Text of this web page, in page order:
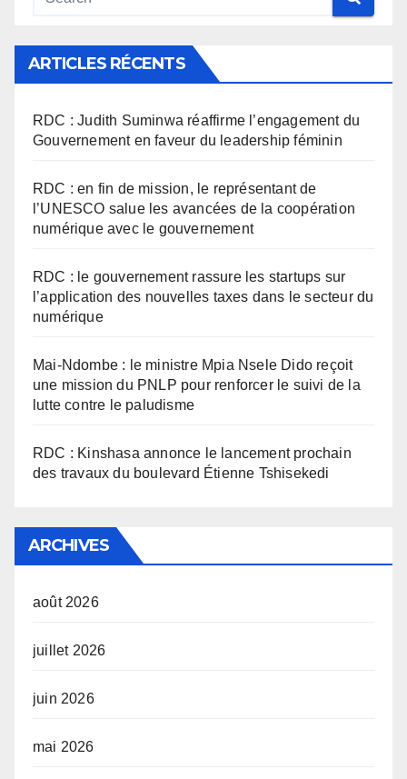
ARTICLES RÉCENTS
RDC : Judith Suminwa réaffirme l’engagement du
Gouvernement en faveur du leadership féminin
RDC : en fin de mission, le représentant de
l’UNESCO salue les avancées de la coopération
numérique avec le gouvernement
RDC : le gouvernement rassure les startups sur
l’application des nouvelles taxes dans le secteur du
numérique
Mai-Ndombe : le ministre Mpia Nsele Dido reçoit
une mission du PNLP pour renforcer le suivi de la
lutte contre le paludisme
RDC : Kinshasa annonce le lancement prochain
des travaux du boulevard Étienne Tshisekedi
ARCHIVES
août 2026
juillet 2026
juin 2026
mai 2026